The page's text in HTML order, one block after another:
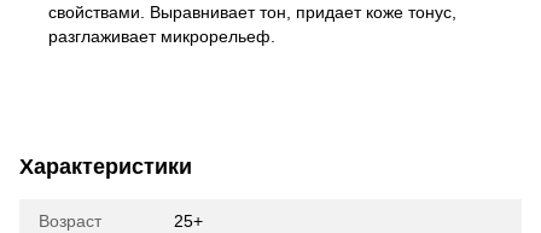
свойствами. Выравнивает тон, придает коже тонус,
разглаживает микрорельеф.
Характеристики
Возраст 25+